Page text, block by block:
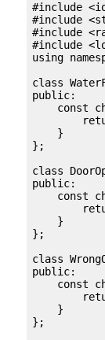
#include
#include
#include
#include
using
class
public:
const
    }
};
class
public:
const
    }
};
class
public:
const
    }
};